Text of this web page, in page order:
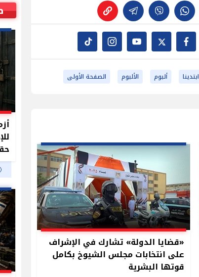
ابتدينا ألبوم الألبوم الصفحة الأولى
«قضايا الدولة» تشارك في الإشراف
على انتخابات مجلس الشيوخ بكامل
قوتها البشرية